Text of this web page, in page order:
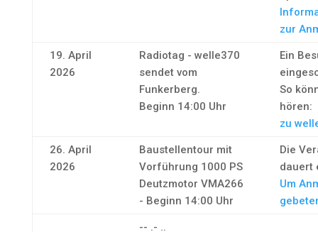
zur
19. April
2026
Radiotag - welle370
sendet vom
Funkerberg.
Beginn 14:00 Uhr
Ein
So
hören:
zu
26. April
2026
Baustellentour mit
Vorführung 1000 PS
Deutzmotor VMA266
- Beginn 14:00 Uhr
Die
dauert
Um
-- .- ..